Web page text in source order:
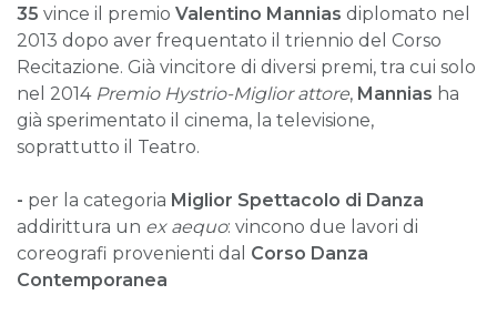
35 vince il premio Valentino Mannias diplomato nel
2013 dopo aver frequentato il triennio del Corso
Recitazione. Già vincitore di diversi premi, tra cui solo
nel 2014 Premio Hystrio-Miglior attore, Mannias ha
già sperimentato il cinema, la televisione,
soprattutto il Teatro.
- per la categoria Miglior Spettacolo di Danza
addirittura un ex aequo: vincono due lavori di
coreografi provenienti dal Corso Danza
Contemporanea